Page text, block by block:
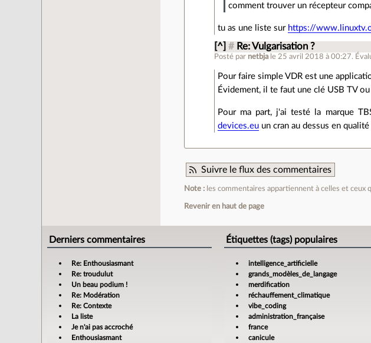
comment trouver un récepteur
tu as une liste sur https://
[^] # Re: Vulgarisation ?
Posté par netbja le 25 avril 2018 à 00:27.
Pour faire simple VDR est une
Évidement, il te faut une clé USB TV ou
Pour ma part, j'ai testé la marque
devices.eu un cran au dessus en
Suivre le flux des commentaires
Note : les commentaires appartiennent à celles et ceux
Revenir en haut de page
Derniers commentaires
Re: Enthousiasmant
Re: troudulut
Un beau podium !
Re: Modération
Re: Contexte
La liste
Je n'ai pas accroché
Enthousiasmant
Étiquettes (tags) populaires
intelligence_artificielle
grands_modèles_de_langage
merdification
réchauffement_climatique
vibe_coding
administration_française
france
canicule